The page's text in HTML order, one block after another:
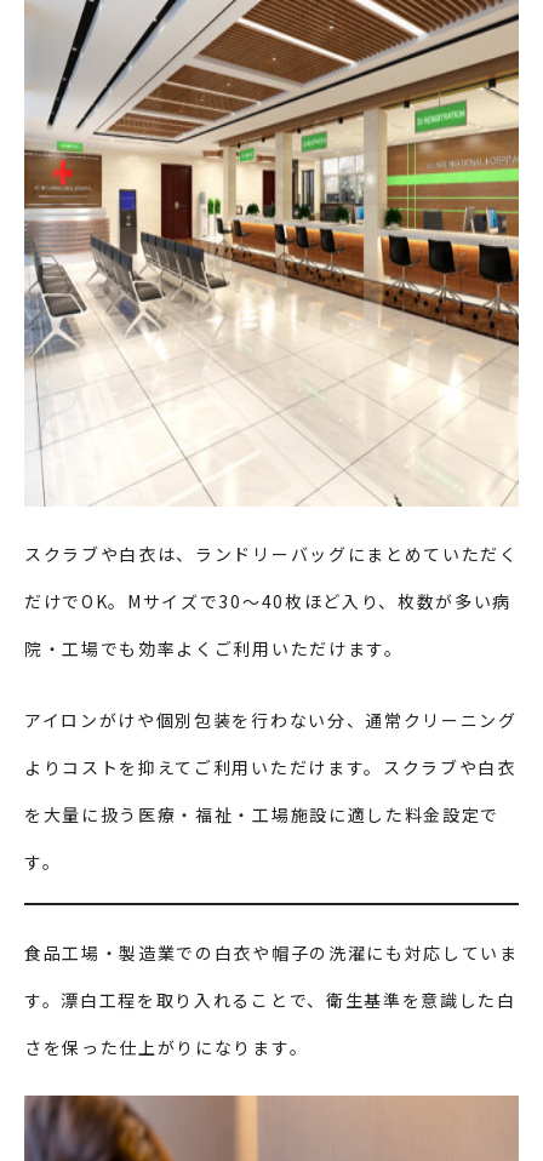
スクラブや白衣は、ランドリーバッグにまとめていただく
だけでOK。Mサイズで30〜40枚ほど入り、枚数が多い病
院・工場でも効率よくご利用いただけます。
アイロンがけや個別包装を行わない分、通常クリーニング
よりコストを抑えてご利用いただけます。スクラブや白衣
を大量に扱う医療・福祉・工場施設に適した料金設定で
す。
食品工場・製造業での白衣や帽子の洗濯にも対応していま
す。漂白工程を取り入れることで、衛生基準を意識した白
さを保った仕上がりになります。